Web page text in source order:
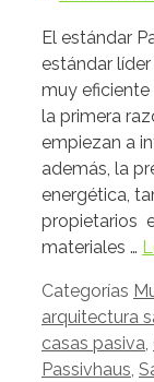
El estándar
estándar
muy eficiente
la primera
empiezan a
además, la
energética,
propietarios
materiales …
Categorías
arquitectura
casas pasiva,
Passivhaus,